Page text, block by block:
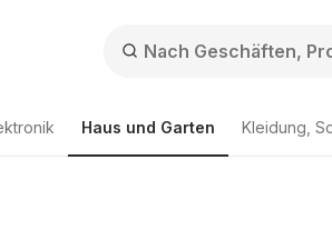
Haus und Garten Kleidung,